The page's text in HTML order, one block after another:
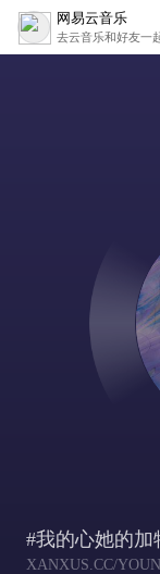
网易云音乐
去云音乐和好友一
#我的心她的加
XANXUS.CC/